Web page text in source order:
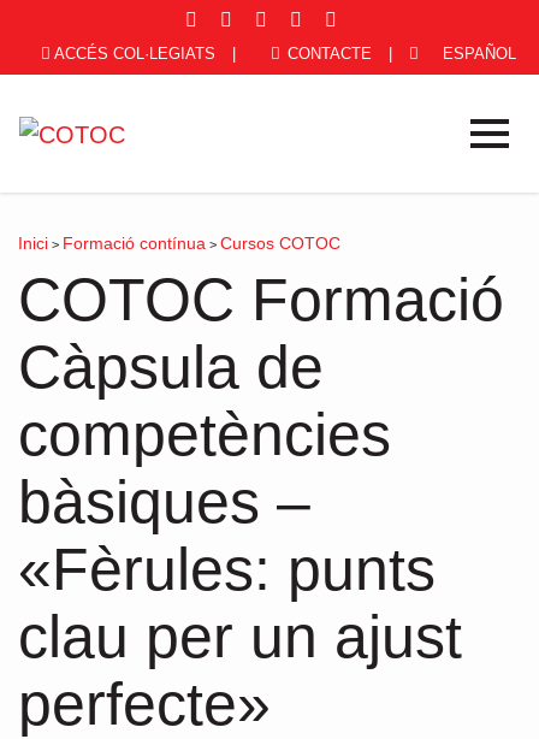
ACCÉS COL·LEGIATS CONTACTE ESPAÑOL
Inici > Formació contínua > Cursos COTOC
COTOC Formació
Càpsula de
competències
bàsiques –
«Fèrules: punts
clau per un ajust
perfecte»